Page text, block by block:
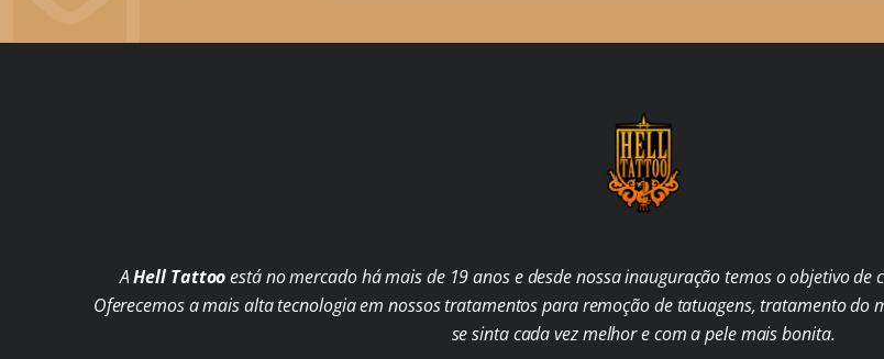
AHell Tattooestá no mercado há mais de 19 anos e desde nossa inauguração temos o objetivo de
Oferecemos a mais alta tecnologia em nossos tratamentos para remoção de tatuagens, tratamento do
se sinta cada vez melhor e com a pele mais bonita.